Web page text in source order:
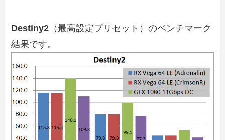
Destiny2 （最高設定プリセット）のベンチマーク
結果です。